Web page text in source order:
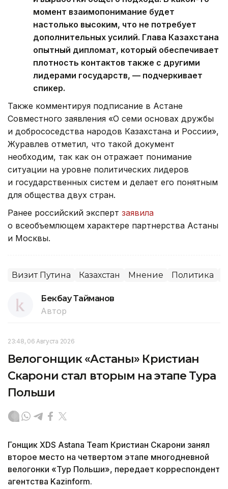
момент взаимопонимание будет
настолько высоким, что не потребует
дополнительных усилий. Глава Казахстана
опытный дипломат, который обеспечивает
плотность контактов также с другими
лидерами государств, — подчеркивает
спикер.
Также комментируя подписание в Астане
Совместного заявления «О семи основах дружбы
и добрососедства народов Казахстана и России»,
Журавлев отметил, что такой документ
необходим, так как он отражает понимание
ситуации на уровне политических лидеров
и государственных систем и делает его понятным
для общества двух стран.
Ранее российский эксперт заявила
о всеобъемлющем характере партнерства Астаны
и Москвы.
Визит Путина Казахстан Мнение Политика
Бекбау Тайманов
Автор
23:48, 06 Августа 2026
Велогонщик «Астаны» Кристиан
Скарони стал вторым на этапе Тура
Польши
Гонщик XDS Astana Team Кристиан Скарони занял
второе место на четвертом этапе многодневной
велогонки «Тур Польши», передает корреспондент
агентства Kazinform.